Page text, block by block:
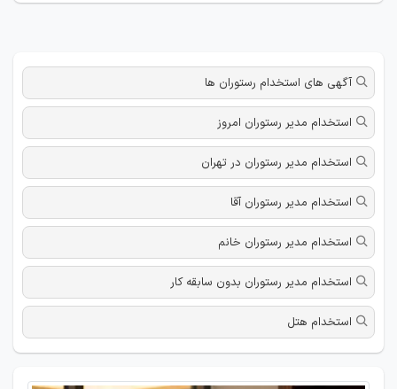
آگهی های استخدام رستوران ها
استخدام مدیر رستوران امروز
استخدام مدیر رستوران در تهران
استخدام مدیر رستوران آقا
استخدام مدیر رستوران خانم
استخدام مدیر رستوران بدون سابقه کار
استخدام هتل